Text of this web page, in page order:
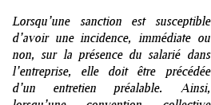
Lorsqu’une sanction est susceptible
d’avoir une incidence, immédiate ou
non, sur la présence du salarié dans
l’entreprise, elle doit être précédée
d’un entretien préalable. Ainsi,